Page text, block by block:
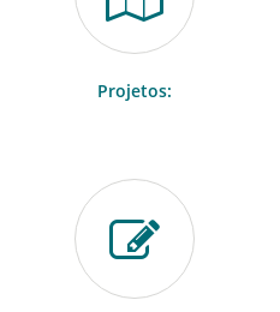
Projetos: